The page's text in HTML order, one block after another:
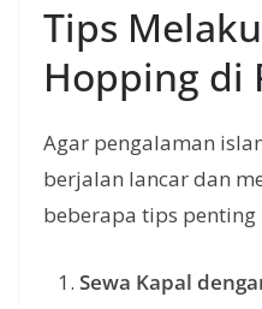
Tips
Hopping di
Agar pengalaman
berjalan lancar dan
beberapa tips
Sewa Kapal